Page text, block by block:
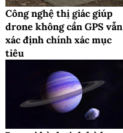
Công nghệ thị giác giúp
drone không cần GPS vẫn
xác định chính xác mục
tiêu